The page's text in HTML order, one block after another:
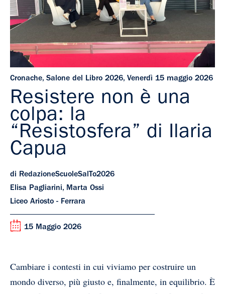
Cronache, Salone del Libro 2026, Venerdì 15 maggio 2026
Resistere non è una
colpa: la
“Resistosfera” di Ilaria
Capua
di RedazioneScuoleSalTo2026
Elisa Pagliarini, Marta Ossi
Liceo Ariosto - Ferrara
15 Maggio 2026
Cambiare i contesti in cui viviamo per costruire un
mondo diverso, più giusto e, finalmente, in equilibrio. È